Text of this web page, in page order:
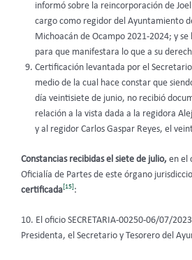
informó sobre la reincorporación de
cargo como regidor del Ayuntamiento
Michoacán de Ocampo 2021-2024; y se
para que manifestara lo que a su
Certificación levantada por el
medio de la cual hace constar que
día veintisiete de junio, no recibió
relación a la vista dada a la regidora
y al regidor Carlos Gaspar Reyes, el
Constancias recibidas el siete de julio, en el
Oficialía de Partes de este órgano
certificada [15] :
10. El oficio SECRETARIA-00250-06/07/
Presidenta, el Secretario y Tesorero del